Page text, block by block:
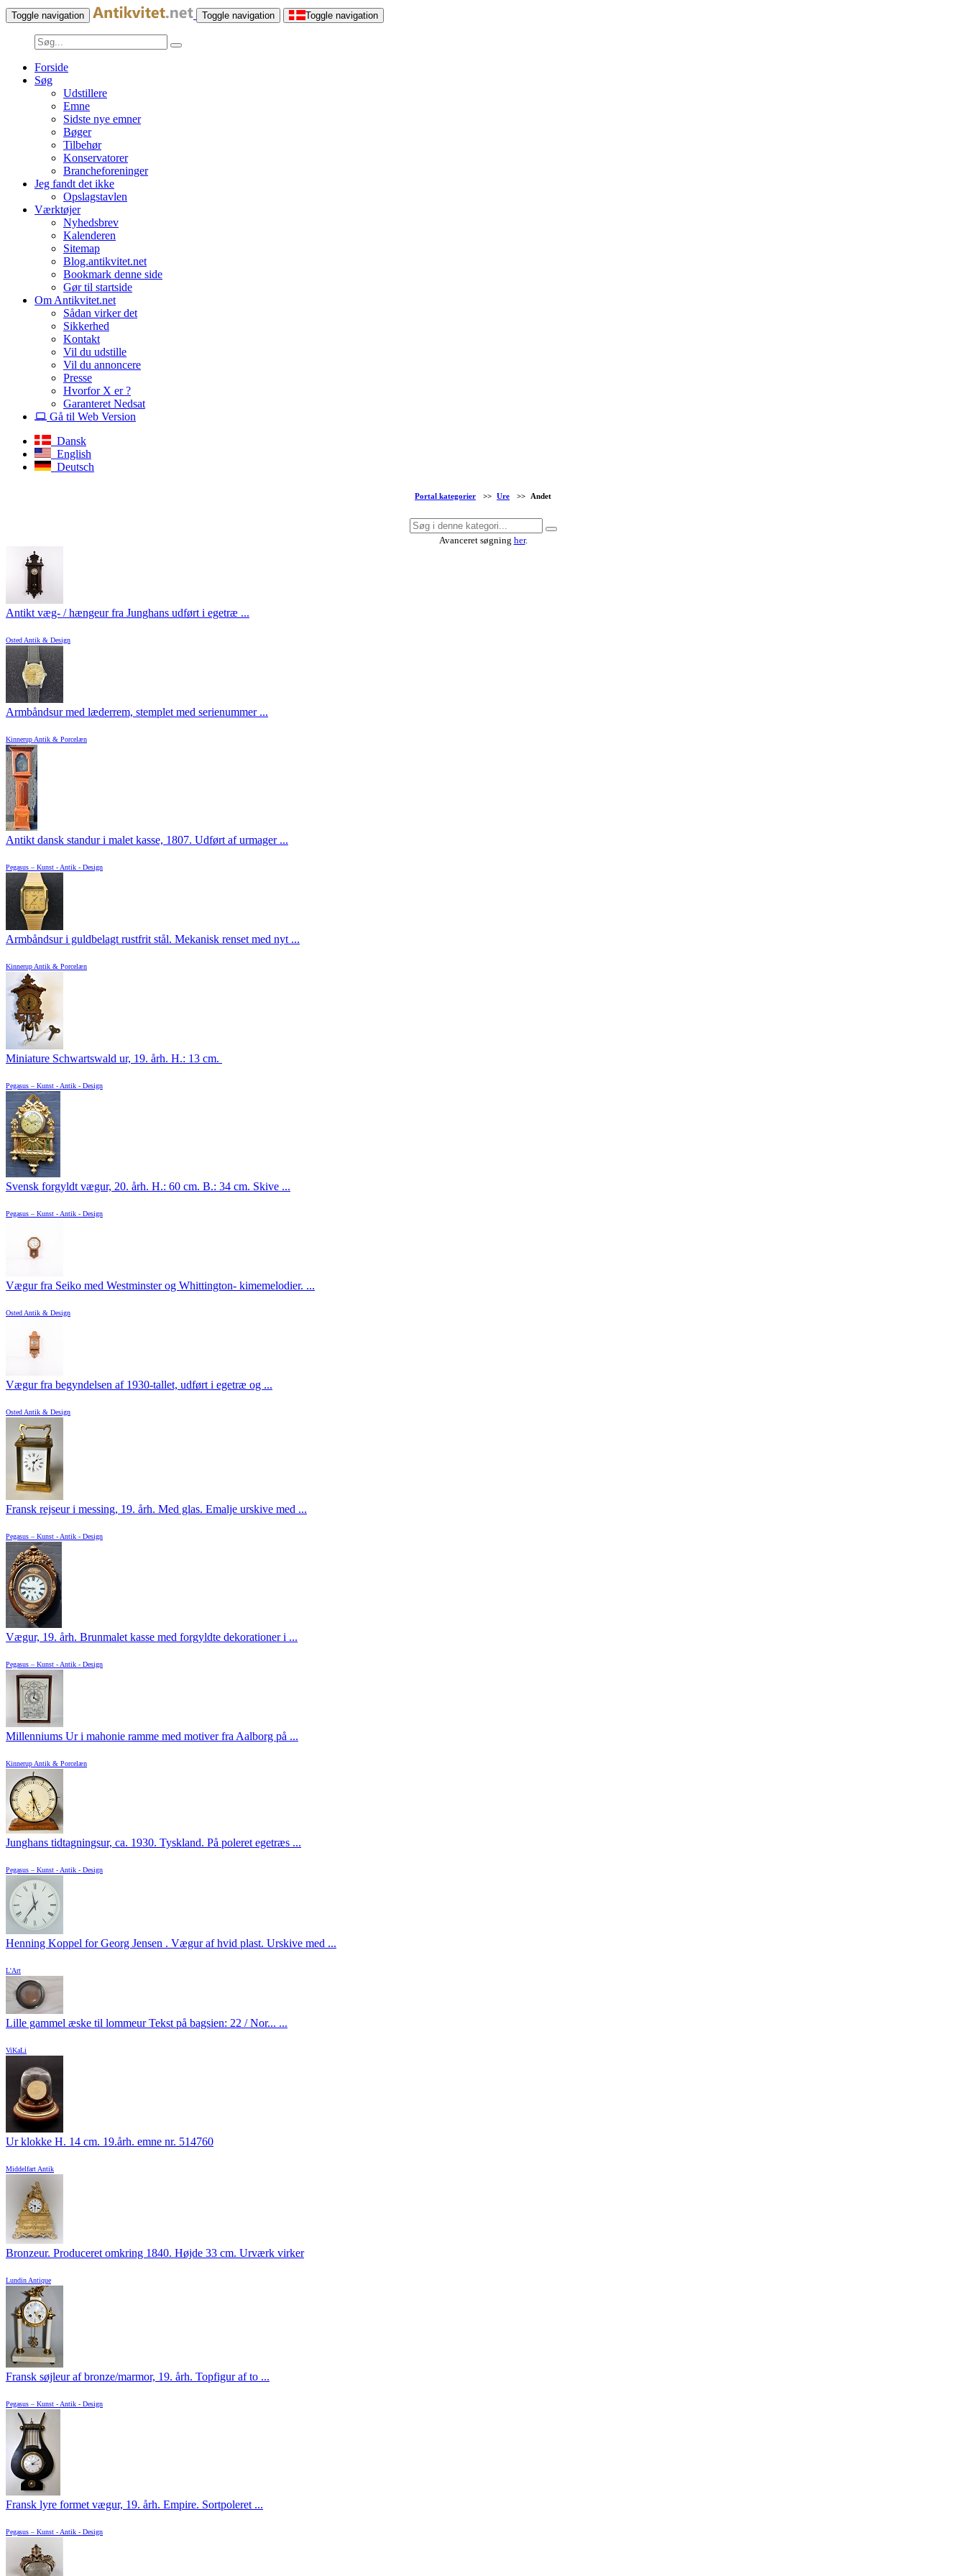
Toggle navigation Toggle navigation Toggle navigation
Forside
Søg
Udstillere
Emne
Sidste nye emner
Bøger
Tilbehør
Konservatorer
Brancheforeninger
Jeg fandt det ikke
Opslagstavlen
Værktøjer
Nyhedsbrev
Kalenderen
Sitemap
Blog.antikvitet.net
Bookmark denne side
Gør til startside
Om Antikvitet.net
Sådan virker det
Sikkerhed
Kontakt
Vil du udstille
Vil du annoncere
Presse
Hvorfor X er ?
Garanteret Nedsat
Gå til Web Version
Dansk
English
Deutsch
Portal kategorier >> Ure >> Andet
Avanceret søgning her.
Antikt væg- / hængeur fra Junghans udført i egetræ ...
Osted Antik & Design
Armbåndsur med læderrem, stemplet med serienummer ...
Kinnerup Antik & Porcelæn
Antikt dansk standur i malet kasse, 1807. Udført af urmager ...
Pegasus – Kunst - Antik - Design
Armbåndsur i guldbelagt rustfrit stål. Mekanisk renset med nyt ...
Kinnerup Antik & Porcelæn
Miniature Schwartswald ur, 19. årh. H.: 13 cm.
Pegasus – Kunst - Antik - Design
Svensk forgyldt vægur, 20. årh. H.: 60 cm. B.: 34 cm. Skive ...
Pegasus – Kunst - Antik - Design
Vægur fra Seiko med Westminster og Whittington- kimemelodier. ...
Osted Antik & Design
Vægur fra begyndelsen af 1930-tallet, udført i egetræ og ...
Osted Antik & Design
Fransk rejseur i messing, 19. årh. Med glas. Emalje urskive med ...
Pegasus – Kunst - Antik - Design
Vægur, 19. årh. Brunmalet kasse med forgyldte dekorationer i ...
Pegasus – Kunst - Antik - Design
Millenniums Ur i mahonie ramme med motiver fra Aalborg på ...
Kinnerup Antik & Porcelæn
Junghans tidtagningsur, ca. 1930. Tyskland. På poleret egetræs ...
Pegasus – Kunst - Antik - Design
Henning Koppel for Georg Jensen . Vægur af hvid plast. Urskive med ...
L'Art
Lille gammel æske til lommeur Tekst på bagsien: 22 / Nor... ...
ViKaLi
Ur klokke H. 14 cm. 19.årh. emne nr. 514760
Middelfart Antik
Bronzeur. Produceret omkring 1840. Højde 33 cm. Urværk virker
Lundin Antique
Fransk søjleur af bronze/marmor, 19. årh. Topfigur af to ...
Pegasus – Kunst - Antik - Design
Fransk lyre formet vægur, 19. årh. Empire. Sortpoleret ...
Pegasus – Kunst - Antik - Design